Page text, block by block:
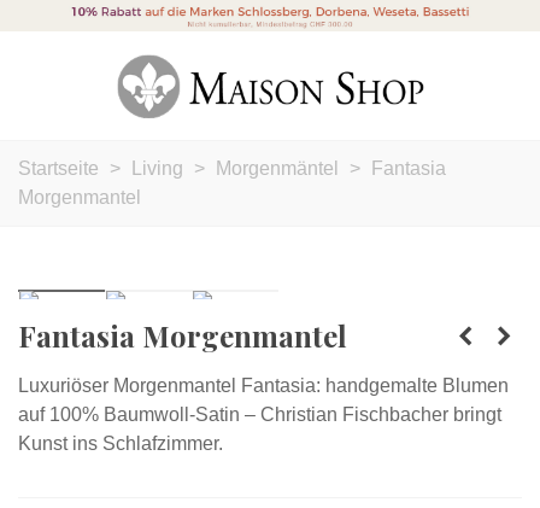
Startseite > Living > Morgenmäntel >
Fantasia
Morgenmantel
Fantasia Morgenmantel
Luxuriöser Morgenmantel Fantasia: handgemalte Blumen
auf 100% Baumwoll-Satin – Christian Fischbacher bringt
Kunst ins Schlafzimmer.